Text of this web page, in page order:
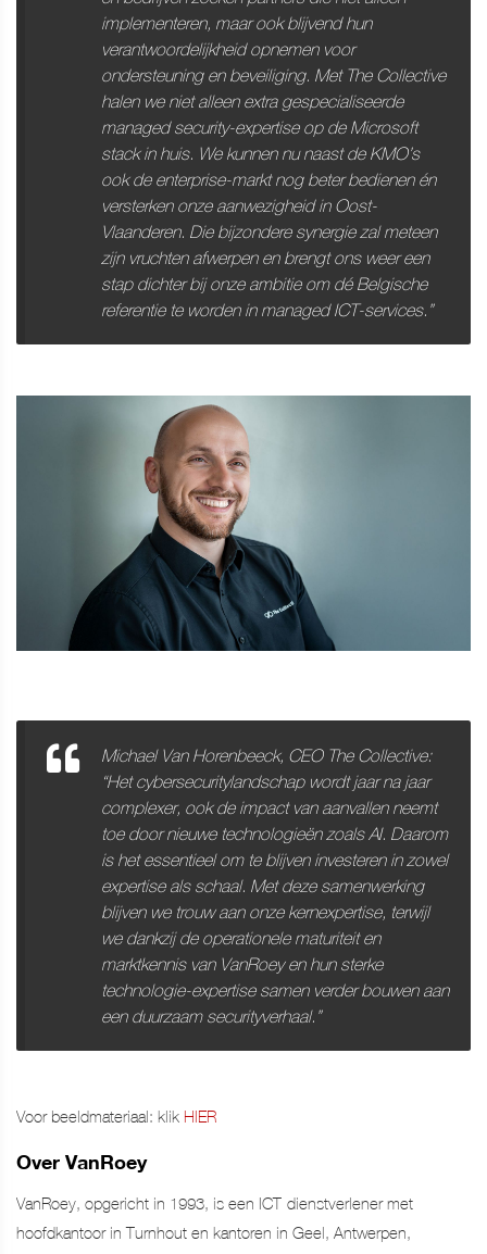
implementeren, maar ook blijvend hun
verantwoordelijkheid opnemen voor
ondersteuning en beveiliging. Met The Collective
halen we niet alleen extra gespecialiseerde
managed security-expertise op de Microsoft
stack in huis. We kunnen nu naast de KMO’s
ook de enterprise-markt nog beter bedienen én
versterken onze aanwezigheid in Oost-
Vlaanderen. Die bijzondere synergie zal meteen
zijn vruchten afwerpen en brengt ons weer een
stap dichter bij onze ambitie om dé Belgische
referentie te worden in managed ICT-services.”
Michael Van Horenbeeck, CEO The Collective:
“Het cybersecuritylandschap wordt jaar na jaar
complexer, ook de impact van aanvallen neemt
toe door nieuwe technologieën zoals AI. Daarom
is het essentieel om te blijven investeren in zowel
expertise als schaal. Met deze samenwerking
blijven we trouw aan onze kernexpertise, terwijl
we dankzij de operationele maturiteit en
marktkennis van VanRoey en hun sterke
technologie-expertise samen verder bouwen aan
een duurzaam securityverhaal.”
Voor beeldmateriaal: klik HIER
Over VanRoey
VanRoey, opgericht in 1993, is een ICT-dienstverlener met
hoofdkantoor in Turnhout en kantoren in Geel, Antwerpen,